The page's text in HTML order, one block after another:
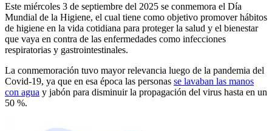
Este miércoles 3 de septiembre del 2025 se conmemora el Día
Mundial de la Higiene, el cual tiene como objetivo promover hábitos
de higiene en la vida cotidiana para proteger la salud y el bienestar
que vaya en contra de las enfermedades como infecciones
respiratorias y gastrointestinales.
La conmemoración tuvo mayor relevancia luego de la pandemia del
Covid-19, ya que en esa época las personas se lavaban las manos
con agua y jabón para disminuir la propagación del virus hasta en un
50 %.